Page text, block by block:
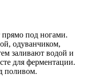
прямо под ногами.
одуванчиком,
заливают водой и
для ферментации.
поливом.